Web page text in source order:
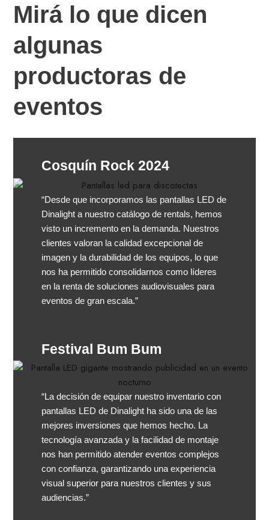
Mirá lo que dicen
algunas
productoras de
eventos
Cosquín Rock 2024
“Desde que incorporamos las pantallas LED de
Dinalight a nuestro catálogo de rentals, hemos
visto un incremento en la demanda. Nuestros
clientes valoran la calidad excepcional de
imagen y la durabilidad de los equipos, lo que
nos ha permitido consolidarnos como líderes
en la renta de soluciones audiovisuales para
eventos de gran escala.”
Festival Bum Bum
“La decisión de equipar nuestro inventario con
pantallas LED de Dinalight ha sido una de las
mejores inversiones que hemos hecho. La
tecnología avanzada y la facilidad de montaje
nos han permitido atender eventos complejos
con confianza, garantizando una experiencia
visual superior para nuestros clientes y sus
audiencias.”